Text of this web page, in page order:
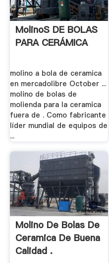
MolinoS DE BOLAS
PARA CERÁMICA
molino a bola de ceramica
en mercadolibre October ...
molino de bolas de
molienda para la ceramica
fuera de . Como fabricante
líder mundial de equipos de
...
Molino De Bolas De
Ceramica De Buena
Calidad .